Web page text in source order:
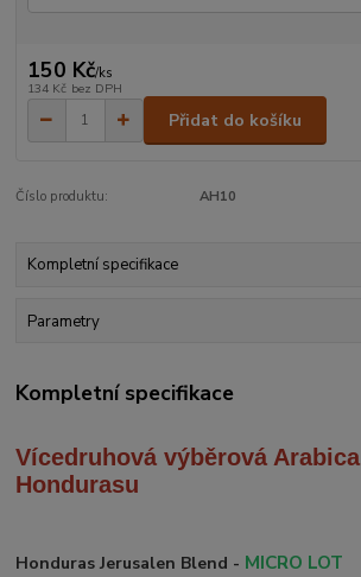
150 Kč/ks
134 Kč bez DPH
Přidat do košíku
Číslo produktu: AH10
Kompletní specifikace
Parametry
Kompletní specifikace
Vícedruhová výběrová Arabica
Hondurasu
Honduras Jerusalen Blend - MICRO LOT